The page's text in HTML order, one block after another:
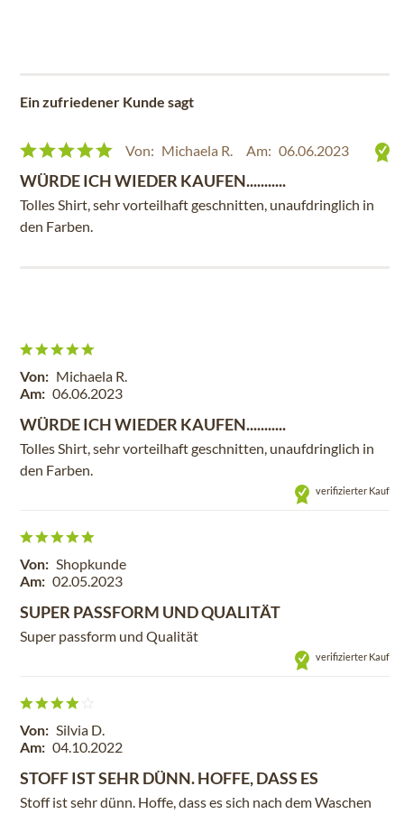
Ein zufriedener Kunde sagt
Von: Michaela R. Am: 06.06.2023
WÜRDE ICH WIEDER KAUFEN...........
Tolles Shirt, sehr vorteilhaft geschnitten, unaufdringlich in
den Farben.
Von: Michaela R.
Am: 06.06.2023
WÜRDE ICH WIEDER KAUFEN...........
Tolles Shirt, sehr vorteilhaft geschnitten, unaufdringlich in
den Farben.
verifizierter Kauf
Von: Shopkunde
Am: 02.05.2023
SUPER PASSFORM UND QUALITÄT
Super passform und Qualität
verifizierter Kauf
Von: Silvia D.
Am: 04.10.2022
STOFF IST SEHR DÜNN. HOFFE, DASS ES
Stoff ist sehr dünn. Hoffe, dass es sich nach dem Waschen